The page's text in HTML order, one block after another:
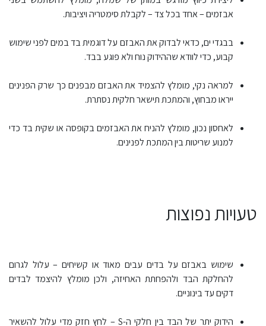
אבזמים – אחד בכל צד – לקבלת סימטריה ויציבות.
בבגדי ים, כדאי לבדוק את האבזם על דוגמית בד במים לפני שימוש
קבוע, כדי לוודא שההידוק נוח ולא פוגע בבד.
למראה נקי, מומלץ להצמיד את האבזם מבפנים כך שרק הפנינים
ייראו מבחוץ, והמתכת תישאר חלקית נסתרת.
לאחסון נכון, מומלץ להניח את האבזמים בקופסה או שקית בד כדי
למנוע שריטות בין המתכת לפנינים.
טעויות נפוצות
שימוש באבזם על בדים עבים מאוד או קשיחים – עלול לגרום
להחלקת הבד ולהפחתת האחיזה, ולכן מומלץ להיצמד לבדים
דקים עד בינוניים.
הידוק יתר של הבד בין חלקי ה-S – לחץ חזק מדי עלול להשאיר